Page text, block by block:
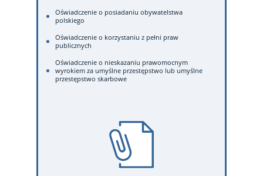
Oświadczenie o posiadaniu obywatelstwa
polskiego
Oświadczenie o korzystaniu z pełni praw
publicznych
Oświadczenie o nieskazaniu prawomocnym
wyrokiem za umyślne przestępstwo lub umyślne
przestępstwo skarbowe